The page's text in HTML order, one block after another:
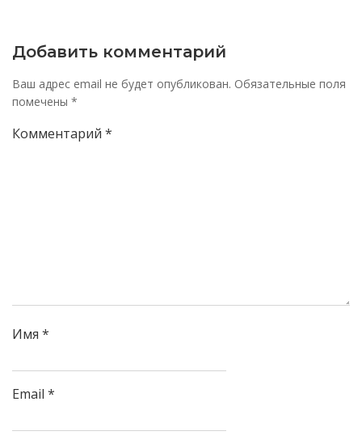
Добавить комментарий
Ваш адрес email не будет опубликован. Обязательные поля
помечены *
Комментарий *
Имя *
Email *